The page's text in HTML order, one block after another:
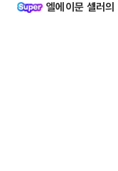
엘에이문 셀러의